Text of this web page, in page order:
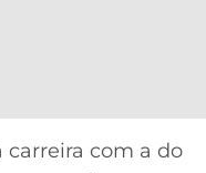
carreira com a do